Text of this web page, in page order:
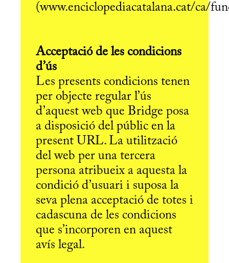
(www.enciclopediacatalana.cat/ca/
Acceptació de les condicions
d’ús
Les presents condicions tenen
per objecte regular l’ús
d’aquest web que Bridge posa
a disposició del públic en la
present URL. La utilització
del web per una tercera
persona atribueix a aquesta la
condició d’usuari i suposa la
seva plena acceptació de totes i
cadascuna de les condicions
que s’incorporen en aquest
avís legal.